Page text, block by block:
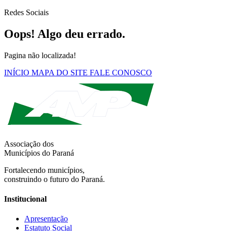
Redes Sociais
Oops! Algo deu errado.
Pagina não localizada!
INÍCIO MAPA DO SITE FALE CONOSCO
Associação dos
Municípios do Paraná
Fortalecendo municípios,
construindo o futuro do Paraná.
Institucional
Apresentação
Estatuto Social